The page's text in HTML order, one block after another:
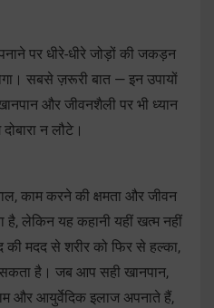
पर धीरे-धीरे जोड़ों की जकड़न
सबसे ज़रूरी बात — इन उपायों
और जीवनशैली पर भी ध्यान
न लौटे।
काम करने की क्षमता और जीवन
लेकिन यह कहानी यहीं खत्म नहीं
की मदद से शरीर को फिर से हल्का,
सकता है। जब आप सही खानपान,
और आयुर्वेदिक इलाज अपनाते हैं,